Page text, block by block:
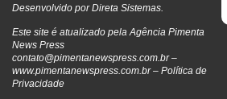
Desenvolvido porDireta Sistemas.
Este site é atualizado pela Agência Pimenta
News Press
contato@pimentanewspress.com.br–
www.pimentanewspress.com.br – Política de
Privacidade